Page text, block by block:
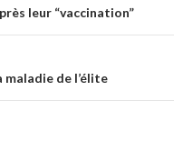
leur “vaccination”
maladie de l’élite